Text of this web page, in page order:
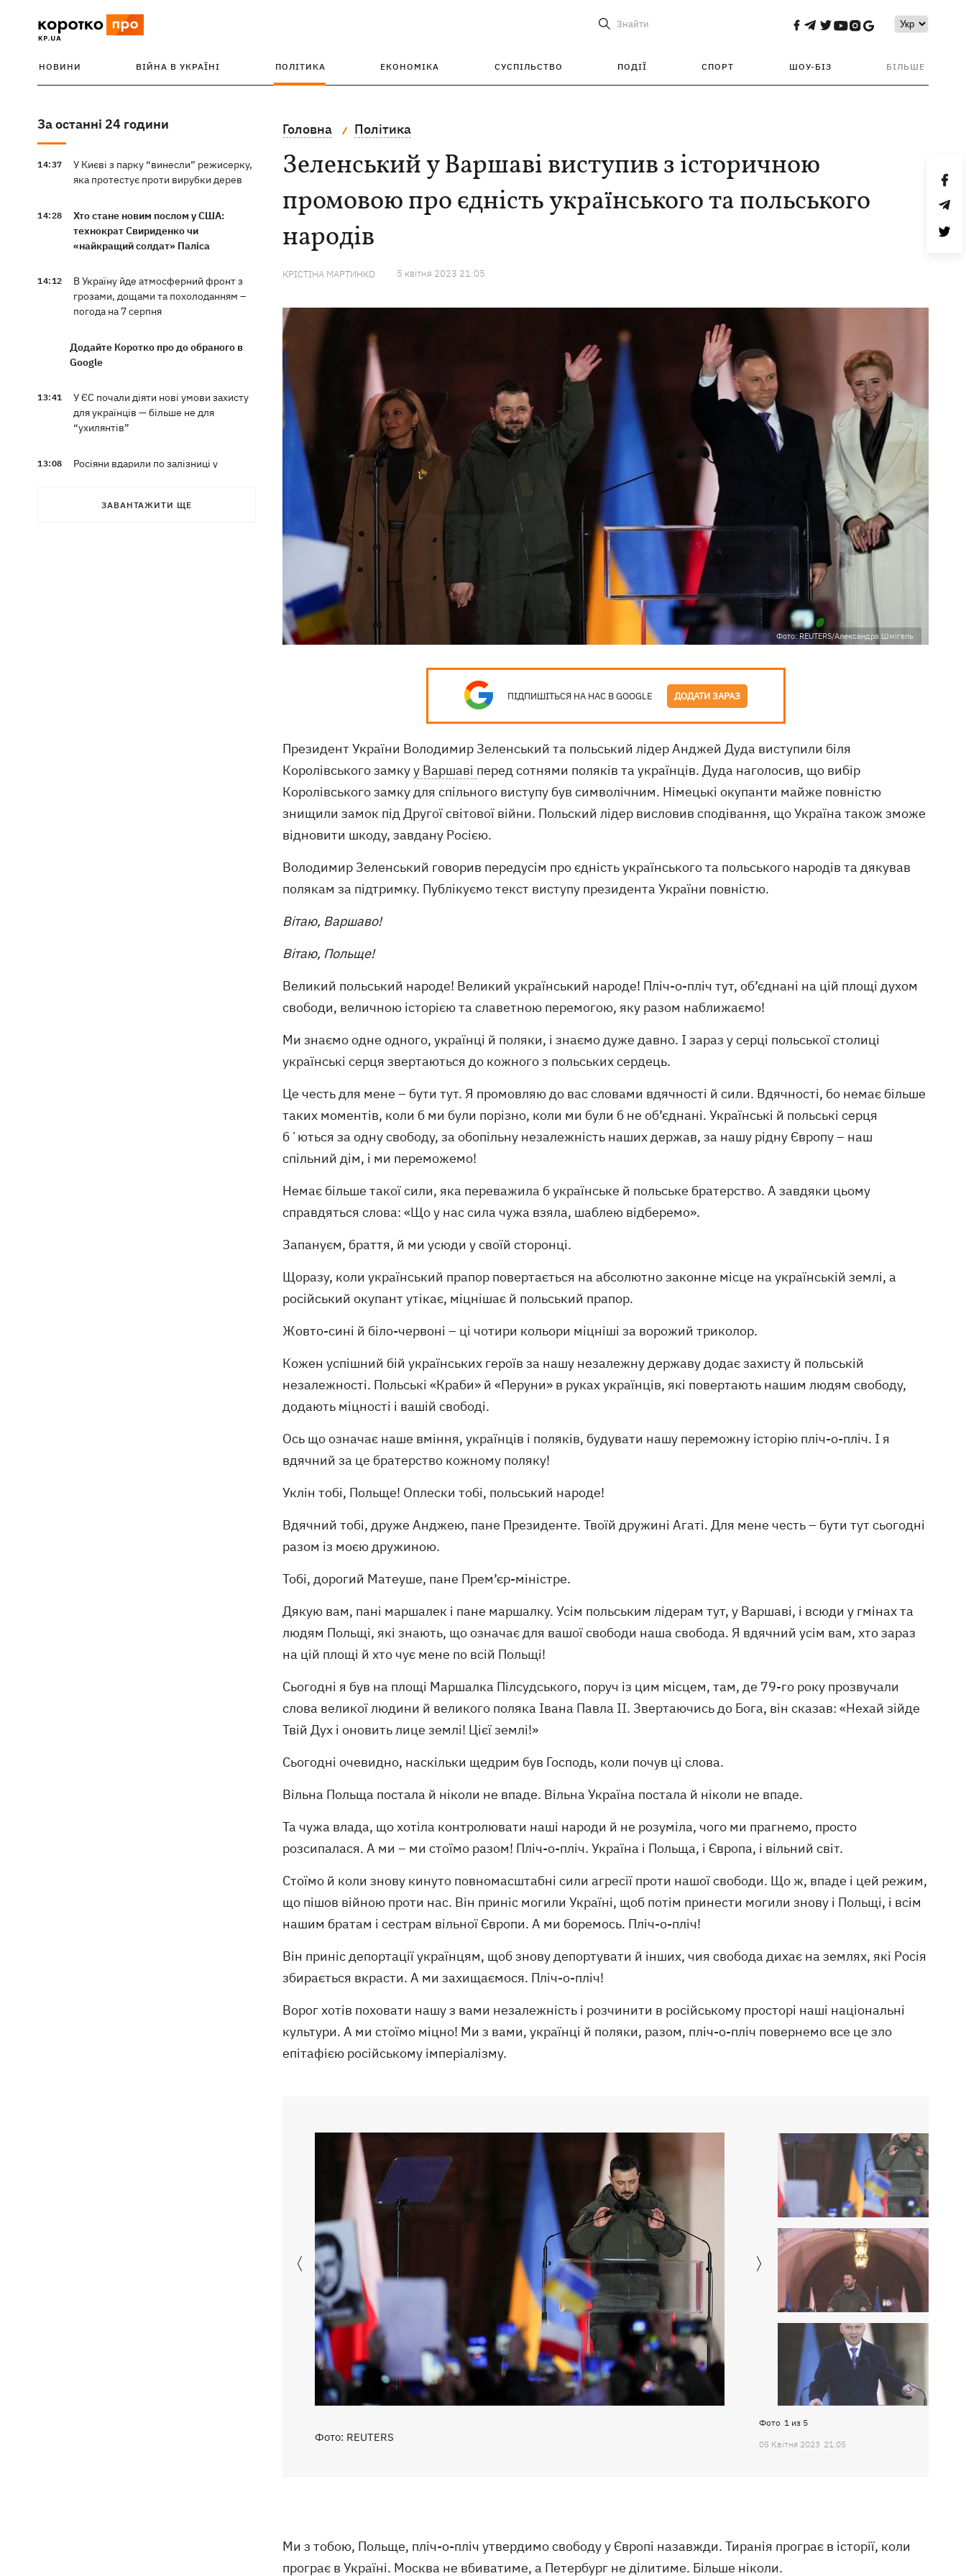
Знайти
НОВИНИ ВІЙНА В УКРАЇНІ ПОЛІТИКА ЕКОНОМІКА СУСПІЛЬСТВО ПОДІЇ СПОРТ ШОУ-БІЗ БІЛЬШЕ
За останні 24 години
14:37
У Києві з парку “винесли” режисерку,
яка протестує проти вирубки дерев
14:28
Хто стане новим послом у США:
технократ Свириденко чи
«найкращий солдат» Паліса
14:12
В Україну йде атмосферний фронт з
грозами, дощами та похолоданням –
погода на 7 серпня
Додайте Коротко про до обраного в
Google
13:41
У ЄС почали діяти нові умови захисту
для українців — більше не для
“ухилянтів”
13:08
Росіяни вдарили по залізниці у
ЗАВАНТАЖИТИ ЩЕ
Головна Політика
Зеленський у Варшаві виступив з історичною
промовою про єдність українського та польського
народів
КРІСТІНА МАРТИНКО 5 квiтня 2023 21:05
Фото: REUTERS/Александра Шмігель
ПІДПИШІТЬСЯ НА НАС В GOOGLE ДОДАТИ ЗАРАЗ
Президент України Володимир Зеленський та польський лідер Анджей Дуда виступили біля
Королівського замкуу Варшаві перед сотнями поляків та українців. Дуда наголосив, що вибір
Королівського замку для спільного виступу був символічним. Німецькі окупанти майже повністю
знищили замок під Другої світової війни. Польский лідер висловив сподівання, що Україна також зможе
відновити шкоду, завдану Росією.
Володимир Зеленський говорив передусім про єдність українського та польського народів та дякував
полякам за підтримку. Публікуємо текст виступу президента України повністю.
Вітаю, Варшаво!
Вітаю, Польще!
Великий польський народе! Великий український народе! Пліч-о-пліч тут, об’єднані на цій площі духом
свободи, величною історією та славетною перемогою, яку разом наближаємо!
Ми знаємо одне одного, українці й поляки, і знаємо дуже давно. І зараз у серці польської столиці
українські серця звертаються до кожного з польських сердець.
Це честь для мене – бути тут. Я промовляю до вас словами вдячності й сили. Вдячності, бо немає більше
таких моментів, коли б ми були порізно, коли ми були б не об’єднані. Українські й польські серця
бʼються за одну свободу, за обопільну незалежність наших держав, за нашу рідну Європу – наш
спільний дім, і ми переможемо!
Немає більше такої сили, яка переважила б українське й польське братерство. А завдяки цьому
справдяться слова: «Що у нас сила чужа взяла, шаблею відберемо».
Запануєм, браття, й ми усюди у своїй сторонці.
Щоразу, коли український прапор повертається на абсолютно законне місце на українській землі, а
російський окупант утікає, міцнішає й польський прапор.
Жовто-сині й біло-червоні – ці чотири кольори міцніші за ворожий триколор.
Кожен успішний бій українських героїв за нашу незалежну державу додає захисту й польській
незалежності. Польські «Краби» й «Перуни» в руках українців, які повертають нашим людям свободу,
додають міцності і вашій свободі.
Ось що означає наше вміння, українців і поляків, будувати нашу переможну історію пліч-о-пліч. І я
вдячний за це братерство кожному поляку!
Уклін тобі, Польще! Оплески тобі, польський народе!
Вдячний тобі, друже Анджею, пане Президенте. Твоїй дружині Агаті. Для мене честь – бути тут сьогодні
разом із моєю дружиною.
Тобі, дорогий Матеуше, пане Прем’єр-міністре.
Дякую вам, пані маршалек і пане маршалку. Усім польським лідерам тут, у Варшаві, і всюди у гмінах та
людям Польщі, які знають, що означає для вашої свободи наша свобода. Я вдячний усім вам, хто зараз
на цій площі й хто чує мене по всій Польщі!
Сьогодні я був на площі Маршалка Пілсудського, поруч із цим місцем, там, де 79-го року прозвучали
слова великої людини й великого поляка Івана Павла ІІ. Звертаючись до Бога, він сказав: «Нехай зійде
Твій Дух і оновить лице землі! Цієї землі!»
Сьогодні очевидно, наскільки щедрим був Господь, коли почув ці слова.
Вільна Польща постала й ніколи не впаде. Вільна Україна постала й ніколи не впаде.
Та чужа влада, що хотіла контролювати наші народи й не розуміла, чого ми прагнемо, просто
розсипалася. А ми – ми стоїмо разом! Пліч-о-пліч. Україна і Польща, і Європа, і вільний світ.
Стоїмо й коли знову кинуто повномасштабні сили агресії проти нашої свободи. Що ж, впаде і цей режим,
що пішов війною проти нас. Він приніс могили Україні, щоб потім принести могили знову і Польщі, і всім
нашим братам і сестрам вільної Європи. А ми боремось. Пліч-о-пліч!
Він приніс депортації українцям, щоб знову депортувати й інших, чия свобода дихає на землях, які Росія
збирається вкрасти. А ми захищаємося. Пліч-о-пліч!
Ворог хотів поховати нашу з вами незалежність і розчинити в російському просторі наші національні
культури. А ми стоїмо міцно! Ми з вами, українці й поляки, разом, пліч-о-пліч повернемо все це зло
епітафією російському імперіалізму.
Фото: REUTERS
Фото 1 из 5
05 Квiтня 2023 21:05
Ми з тобою, Польще, пліч-о-пліч утвердимо свободу у Європі назавжди. Тиранія програє в історії, коли
програє в Україні. Москва не вбиватиме, а Петербург не ділитиме. Більше ніколи.